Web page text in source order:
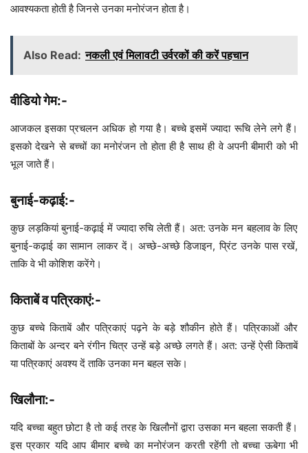
आवश्यकता होती है जिनसे उनका मनोरंजन होता है।
Also Read: नकली एवं मिलावटी उर्वरकों की करें पहचान
वीडियो गेम:-
आजकल इसका प्रचलन अधिक हो गया है। बच्चे इसमें ज्यादा रूचि लेने लगे हैं।
इसको देखने से बच्चों का मनोरंजन तो होता ही है साथ ही वे अपनी बीमारी को भी
भूल जाते हैं।
बुनाई-कढ़ाई:-
कुछ लड़कियां बुनाई-कढ़ाई में ज्यादा रुचि लेती हैं। अत: उनके मन बहलाव के लिए
बुनाई-कढ़ाई का सामान लाकर दें। अच्छे-अच्छे डिजाइन, प्रिंट उनके पास रखें,
ताकि वे भी कोशिश करेंगे।
किताबें व पत्रिकाएं:-
कुछ बच्चे किताबें और पत्रिकाएं पढ़ने के बड़े शौकीन होते हैं। पत्रिकाओं और
किताबों के अन्दर बने रंगीन चित्र उन्हें बड़े अच्छे लगते हैं। अत: उन्हें ऐसी किताबें
या पत्रिकाएं अवश्य दें ताकि उनका मन बहल सके।
खिलौना:-
यदि बच्चा बहुत छोटा है तो कई तरह के खिलौनों द्वारा उसका मन बहला सकती हैं।
इस प्रकार यदि आप बीमार बच्चे का मनोरंजन करती रहेंगी तो बच्चा ऊबेगा भी